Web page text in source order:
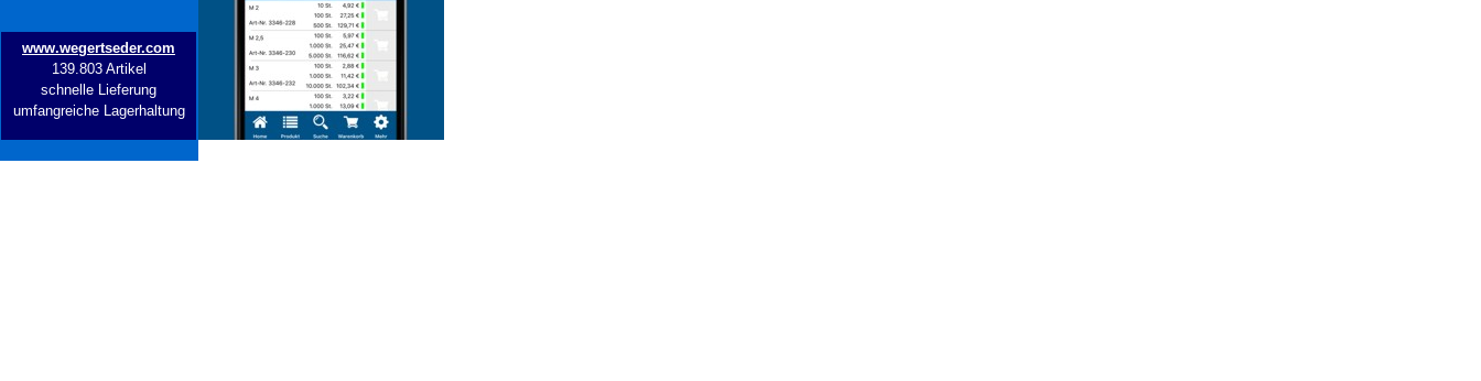
www.wegertseder.com
139.803 Artikel
schnelle Lieferung
umfangreiche Lagerhaltung